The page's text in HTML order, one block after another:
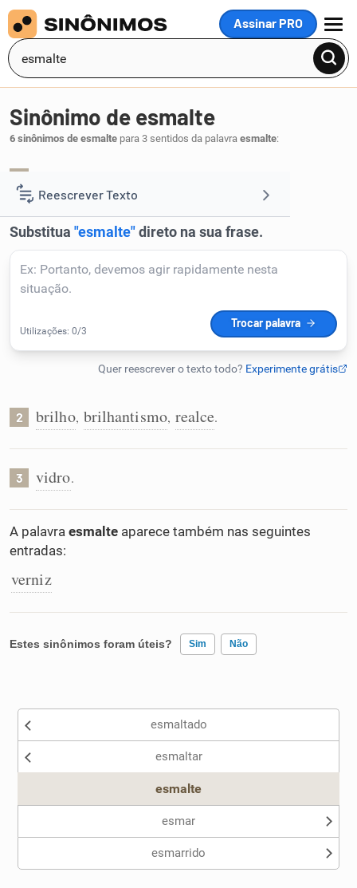
Assinar PRO
MENU
Reescrever Texto
Resumir Texto
Corrigir Texto
Detector de IA
Humanizador de IA
Conexões
Caça-palavras
Dicionário
Sinônimo de esmalte
6 sinônimos de esmalte para 3 sentidos da palavra esmalte:
2 brilho, brilhantismo, realce.
3 vidro.
A palavra esmalte aparece também nas seguintes
entradas:
verniz
Estes sinônimos foram úteis? Sim Não
Nenhum dos sinônimos apresentados me ajudou
esmaltado
esmaltar
esmalte
esmar
esmarrido